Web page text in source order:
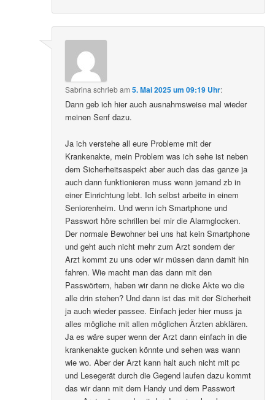
Sabrinaschriebam5. Mai 2025 um 09:19 Uhr:
Dann geb ich hier auch ausnahmsweise mal wieder
meinen Senf dazu.
Ja ich verstehe all eure Probleme mit der
Krankenakte, mein Problem was ich sehe ist neben
dem Sicherheitsaspekt aber auch das das ganze ja
auch dann funktionieren muss wenn jemand zb in
einer Einrichtung lebt. Ich selbst arbeite in einem
Seniorenheim. Und wenn ich Smartphone und
Passwort höre schrillen bei mir die Alarmglocken.
Der normale Bewohner bei uns hat kein Smartphone
und geht auch nicht mehr zum Arzt sondern der
Arzt kommt zu uns oder wir müssen dann damit hin
fahren. Wie macht man das dann mit den
Passwörtern, haben wir dann ne dicke Akte wo die
alle drin stehen? Und dann ist das mit der Sicherheit
ja auch wieder passee. Einfach jeder hier muss ja
alles mögliche mit allen möglichen Ärzten abklären.
Ja es wäre super wenn der Arzt dann einfach in die
krankenakte gucken könnte und sehen was wann
wie wo. Aber der Arzt kann halt auch nicht mit pc
und Lesegerät durch die Gegend laufen dazu kommt
das wir dann mit dem Handy und dem Passwort